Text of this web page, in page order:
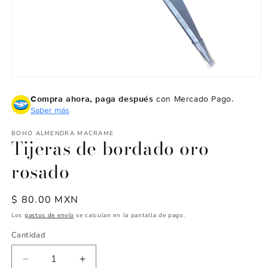
multimedia
1
en
ventana
modal
Compra ahora, paga después con Mercado Pago.
Saber más
BOHO ALMENDRA MACRAME
Tijeras de bordado oro
rosado
Precio
habitual
$ 80.00 MXN
Los gastos de envío se calculan en la pantalla de pago.
Cantidad
Reducir Aumentar